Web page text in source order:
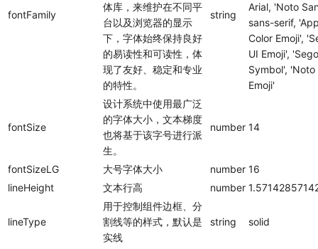
fontFamily
体库，来维护在不同平
台以及浏览器的显示
下，字体始终保持良好
的易读性和可读性，体
现了友好、稳定和专业
的特性。
string
Arial, 'Noto
sans-serif,
Color Emoji',
UI Emoji',
Symbol', 'Noto
Emoji'
fontSize
设计系统中使用最广泛
的字体大小，文本梯度
也将基于该字号进行派
生。
number 14
fontSizeLG 大号字体大小 number 16
lineHeight
文本行高 number
lineType
用于控制组件边框、分
割线等的样式，默认是
实线
string solid